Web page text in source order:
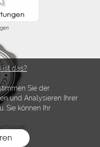
ist das?
Sie der
und Analysieren Ihrer
Sie können Ihr